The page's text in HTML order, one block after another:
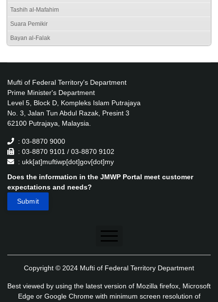
Tashih al-Mafahim
Suara Pemikir
Bayan al-Falak
Mufti of Federal Territory's Department
Prime Minister's Department
Level 5, Block D, Kompleks Islam Putrajaya
No. 3, Jalan Tun Abdul Razak, Presint 3
62100 Putrajaya, Malaysia.
: 03-8870 9000
: 03-8870 9101 / 03-8870 9102
: ukk[at]muftiwp[dot]gov[dot]my
Does the information in the JMWP Portal meet customer
expectations and needs?
Disclaimer
Copyright © 2024 Mufti of Federal Territory Department
Best viewed by using the latest version of Mozilla firefox, Microsoft
Edge or Google Chrome with minimum screen resolution of